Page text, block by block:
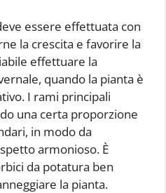
essere effettuata con
la crescita e favorire la
effettuare la
quando la pianta è
I rami principali
una certa proporzione
in modo da
armonioso. È
da potatura ben
la pianta.